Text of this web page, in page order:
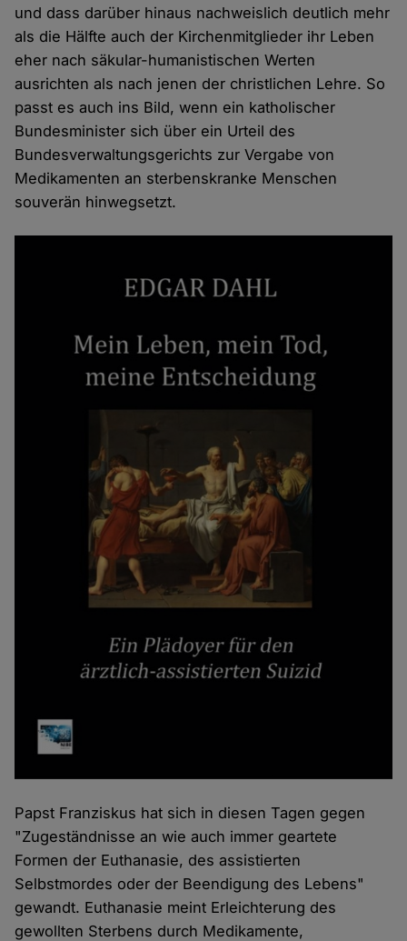
und dass darüber hinaus nachweislich deutlich mehr
als die Hälfte auch der Kirchenmitglieder ihr Leben
eher nach säkular-humanistischen Werten
ausrichten als nach jenen der christlichen Lehre. So
passt es auch ins Bild, wenn ein katholischer
Bundesminister sich über ein Urteil des
Bundesverwaltungsgerichts zur Vergabe von
Medikamenten an sterbenskranke Menschen
souverän hinwegsetzt.
Papst Franziskus hat sich in diesen Tagen gegen
"Zugeständnisse an wie auch immer geartete
Formen der Euthanasie, des assistierten
Selbstmordes oder der Beendigung des Lebens"
gewandt. Euthanasie meint Erleichterung des
gewollten Sterbens durch Medikamente,